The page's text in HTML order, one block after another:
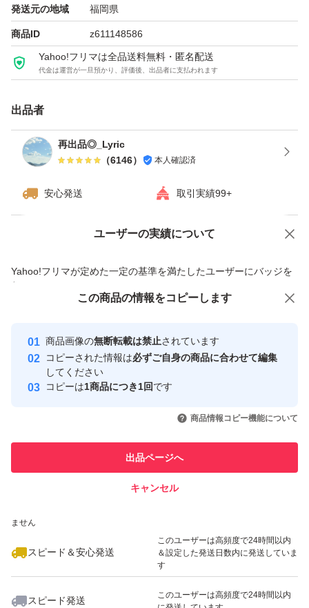
発送元の地域 福岡県
商品ID z611148586
Yahoo!フリマは全品送料無料・匿名配送
代金は運営が一旦預かり、評価後、出品者に支払われます
出品者
再出品◎_Lyric
（6146） 本人確認済
安心発送 取引実績99+
ユーザーの実績について
Yahoo!フリマが定めた一定の基準を満たしたユーザーにバッジを
付与しています
安心取引出品者
心・安全なユーザーです
取引実績
引を完了させた実績があります
での取引実績があります
ません
スピード＆安心発送
このユーザーは高頻度で24時間以内
＆設定した発送日数内に発送していま
す
スピード発送
このユーザーは高頻度で24時間以内
価格の相談 商品への質問
この商品の情報をコピーします
商品画像の無断転載は禁止されています
コピーされた情報は必ずご自身の商品に合わせて編集
してください
コピーは1商品につき1回です
商品情報コピー機能について
出品ページへ
キャンセル
この商品をみている人にオススメ